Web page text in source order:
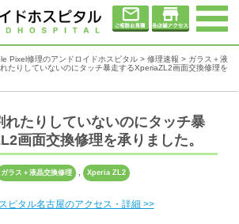
Pixel修理のアンドロイドホスピタル > 修理速報 > ガラス＋液
たりしていないのにタッチ暴走するXperiaZL2画面交換修理を
れたりしていないのにタッチ暴
画面交換修理を承りました。
ガラス＋液晶交換修理 , Xperia ZL2
ピタル名古屋のアクセス・詳細 >>